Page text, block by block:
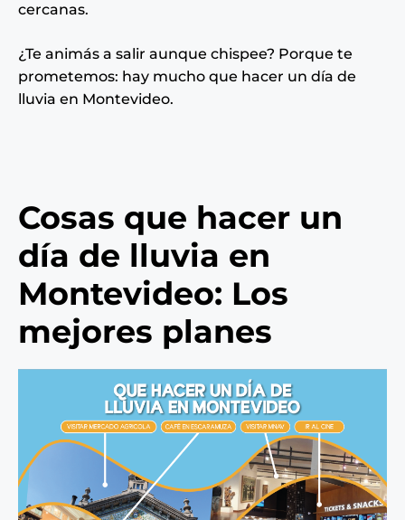
cercanas.
¿Te animás a salir aunque chispee? Porque te
prometemos: hay mucho que hacer un día de
lluvia en Montevideo.
Cosas que hacer un
día de lluvia en
Montevideo: Los
mejores planes